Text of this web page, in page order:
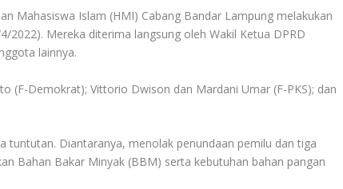
Mahasiswa Islam (HMI) Cabang Bandar Lampung melakukan
2022). Mereka diterima langsung oleh Wakil Ketua DPRD
lainnya.
(F-Demokrat); Vittorio Dwison dan Mardani Umar (F-PKS); dan
tuntutan. Diantaranya, menolak penundaan pemilu dan tiga
Bahan Bakar Minyak (BBM) serta kebutuhan bahan pangan